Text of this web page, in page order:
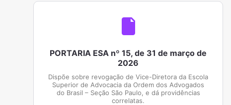
PORTARIA ESA nº 15, de 31 de março de
2026
Dispõe sobre revogação de Vice-Diretora da Escola
Superior de Advocacia da Ordem dos Advogados
do Brasil – Seção São Paulo, e dá providências
correlatas.